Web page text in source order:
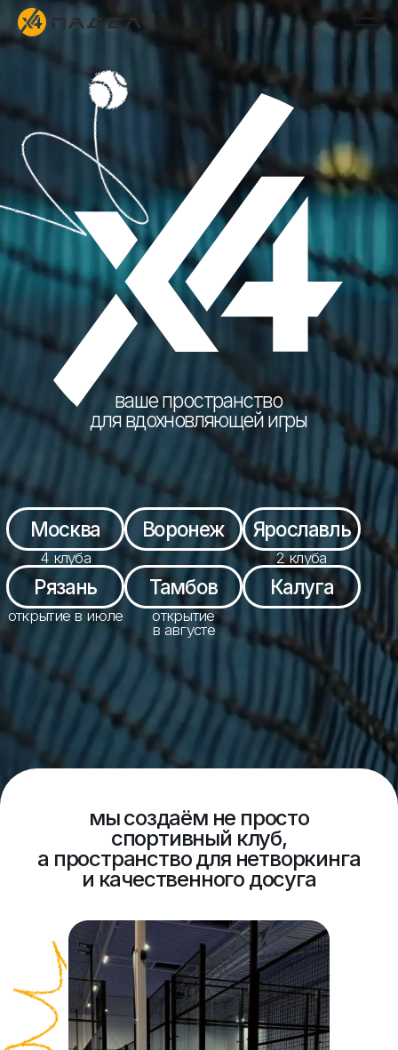
ваше пространство
для вдохновляющей игры
Москва
4 клуба
Воронеж
2 клуба
Рязань Тамбов
в августе
Калуга
мы создаём не просто
спортивный клуб,
а пространство для нетворкинга
и качественного досуга